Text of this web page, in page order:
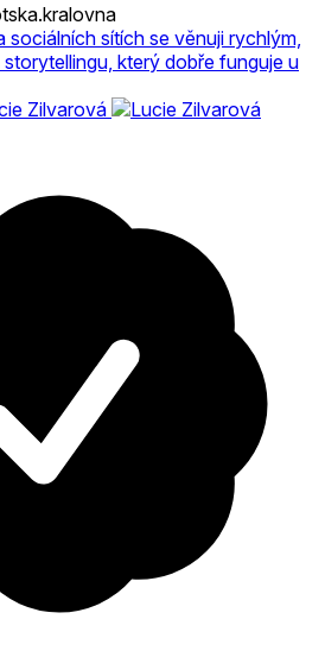
sociálních sítích se věnuji rychlým,
který dobře funguje u